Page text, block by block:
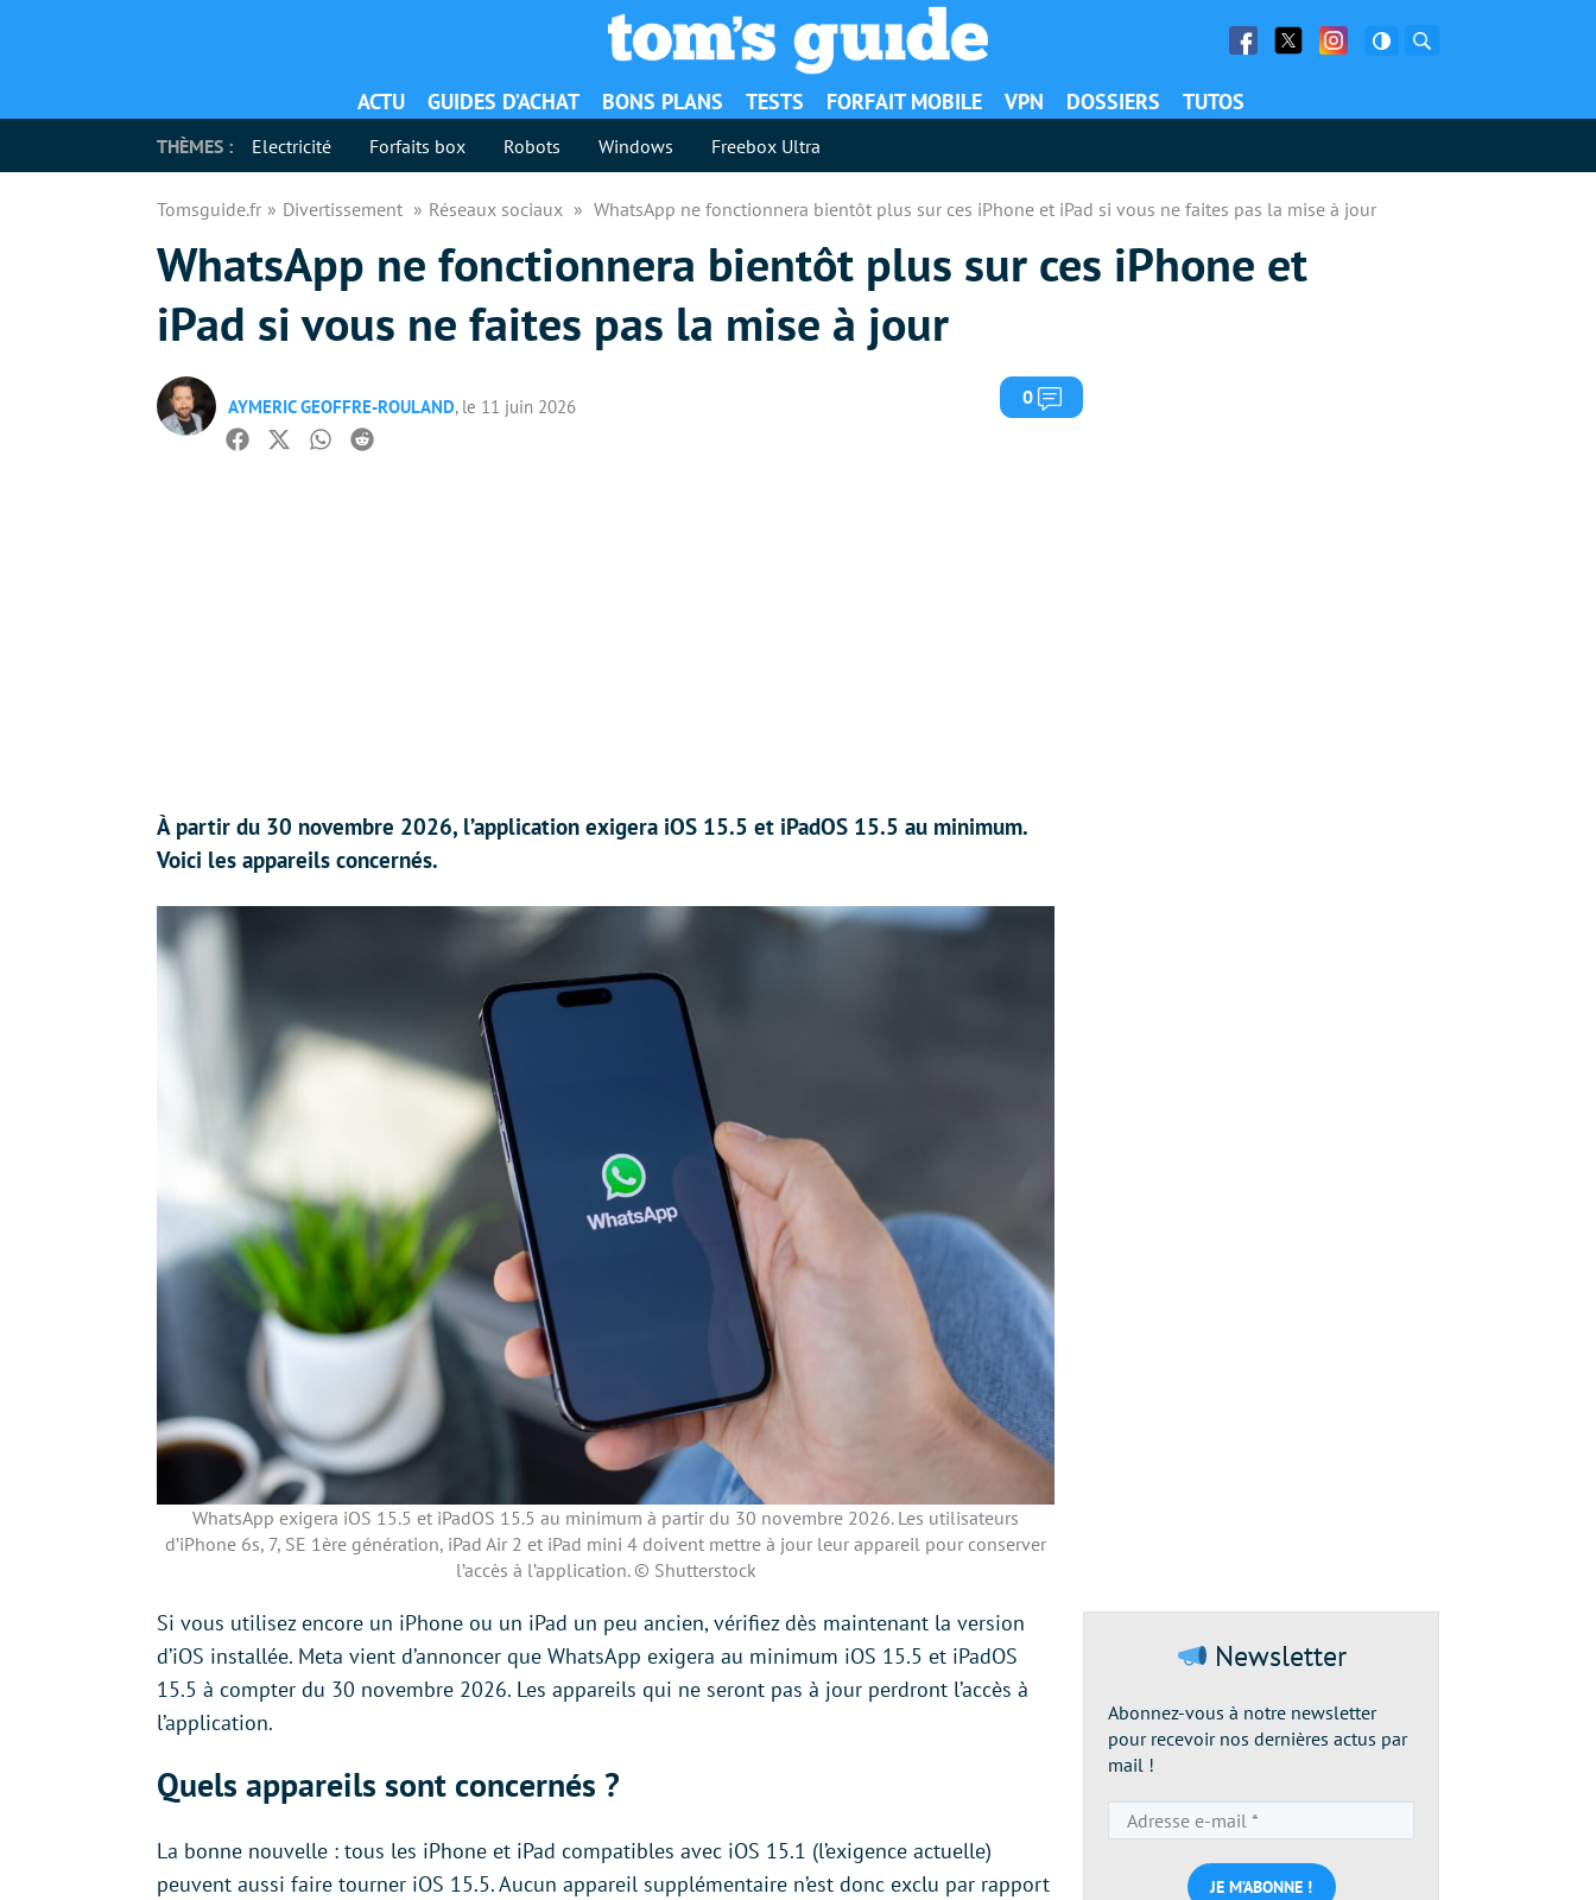
Facebook
Twitter Facebook
ACTU GUIDES D’ACHAT BONS PLANS TESTS FORFAIT MOBILE VPN DOSSIERS TUTOS
THÈMES : Electricité Forfaits box Robots Windows Freebox Ultra
Tomsguide.fr Divertissement Réseaux sociaux WhatsApp ne fonctionnera bientôt plus sur ces iPhone et iPad si vous ne faites pas la mise à jour
WhatsApp ne fonctionnera bientôt plus sur ces iPhone et
iPad si vous ne faites pas la mise à jour
AYMERIC GEOFFRE-ROULAND, le 11 juin 2026 0 Commentaires
Facebook
TwitterWhatsapp
Reddit
À partir du 30 novembre 2026, l’application exigera iOS 15.5 et iPadOS 15.5 au minimum.
Voici les appareils concernés.
WhatsApp exigera iOS 15.5 et iPadOS 15.5 au minimum à partir du 30 novembre 2026. Les utilisateurs
d’iPhone 6s, 7, SE 1ère génération, iPad Air 2 et iPad mini 4 doivent mettre à jour leur appareil pour conserver
l’accès à l’application. © Shutterstock
Si vous utilisez encore un iPhone ou un iPad un peu ancien, vérifiez dès maintenant la version
d’iOS installée. Meta vient d’annoncer que WhatsApp exigera au minimum iOS 15.5 et iPadOS
15.5 à compter du 30 novembre 2026. Les appareils qui ne seront pas à jour perdront l’accès à
l’application.
Quels appareils sont concernés ?
La bonne nouvelle : tous les iPhone et iPad compatibles avec iOS 15.1 (l’exigence actuelle)
peuvent aussi faire tourner iOS 15.5. Aucun appareil supplémentaire n’est donc exclu par rapport
Newsletter
Abonnez-vous à notre newsletter
pour recevoir nos dernières actus par
mail !
e-
mail
*